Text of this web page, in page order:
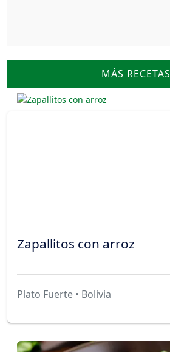
MÁS RECETAS
Zapallitos con arroz
Plato Fuerte • Bolivia